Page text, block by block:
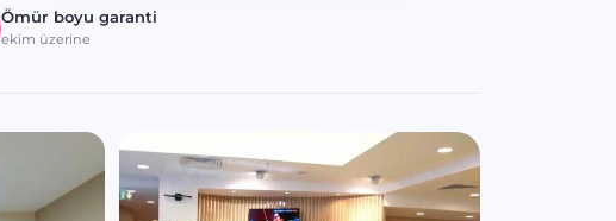
Ömür boyu garanti
ekim üzerine